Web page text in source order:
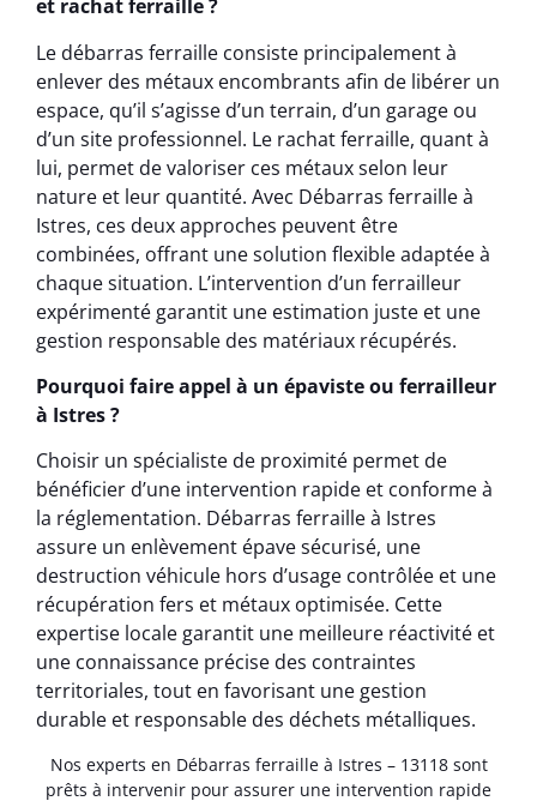
et rachat ferraille ?
Le débarras ferraille consiste principalement à
enlever des métaux encombrants afin de libérer un
espace, qu’il s’agisse d’un terrain, d’un garage ou
d’un site professionnel. Le rachat ferraille, quant à
lui, permet de valoriser ces métaux selon leur
nature et leur quantité. Avec Débarras ferraille à
Istres, ces deux approches peuvent être
combinées, offrant une solution flexible adaptée à
chaque situation. L’intervention d’un ferrailleur
expérimenté garantit une estimation juste et une
gestion responsable des matériaux récupérés.
Pourquoi faire appel à un épaviste ou ferrailleur
à Istres ?
Choisir un spécialiste de proximité permet de
bénéficier d’une intervention rapide et conforme à
la réglementation. Débarras ferraille à Istres
assure un enlèvement épave sécurisé, une
destruction véhicule hors d’usage contrôlée et une
récupération fers et métaux optimisée. Cette
expertise locale garantit une meilleure réactivité et
une connaissance précise des contraintes
territoriales, tout en favorisant une gestion
durable et responsable des déchets métalliques.
Nos experts en Débarras ferraille à Istres – 13118 sont
prêts à intervenir pour assurer une intervention rapide